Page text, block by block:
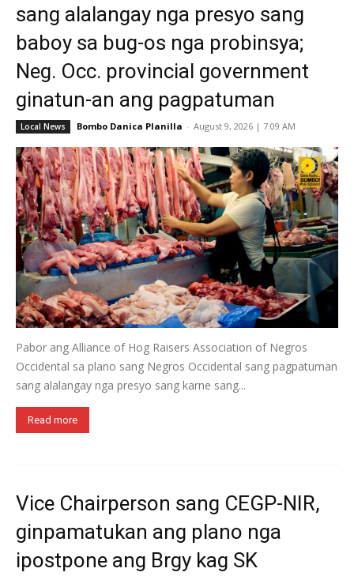
sang alalangay nga presyo sang
baboy sa bug-os nga probinsya;
Neg. Occ. provincial government
ginatun-an ang pagpatuman
Local News Bombo Danica Planilla - August 9, 2026 | 7:09 AM
Pabor ang Alliance of Hog Raisers Association of Negros
Occidental sa plano sang Negros Occidental sang pagpatuman
sang alalangay nga presyo sang karne sang...
Read more
Vice Chairperson sang CEGP-NIR,
ginpamatukan ang plano nga
ipostpone ang Brgy kag SK